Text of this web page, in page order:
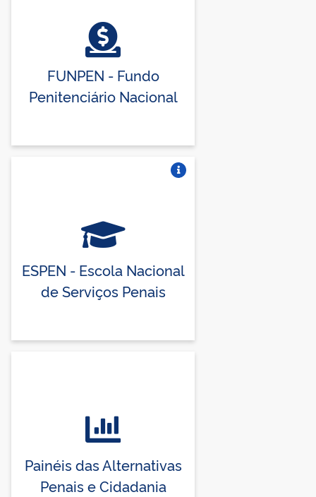
FUNPEN - Fundo
Penitenciário Nacional
ESPEN - Escola Nacional
de Serviços Penais
Painéis das Alternativas
Penais e Cidadania